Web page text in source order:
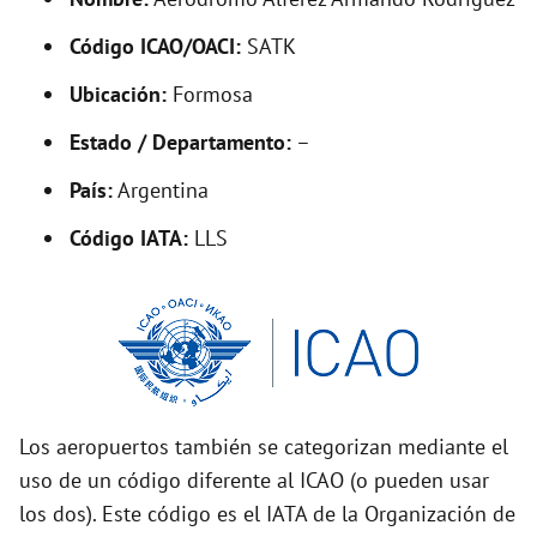
i
Código ICAO/OACI: SATK
Ubicación: Formosa
Estado / Departamento: –
País:Argentina
Código IATA: LLS
Los aeropuertos también se categorizan mediante el
uso de un código diferente al ICAO (o pueden usar
los dos). Este código es el IATA de la Organización de